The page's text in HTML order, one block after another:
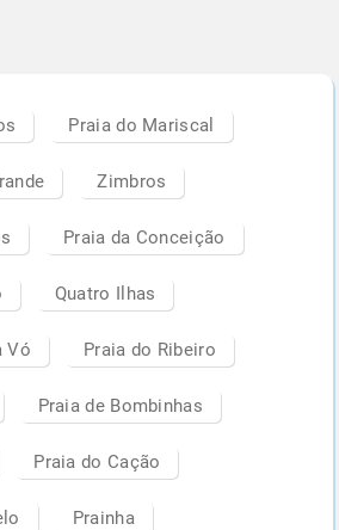
Praia do Mariscal
Zimbros
Praia da Conceição
Quatro Ilhas
Vó Praia do Ribeiro
Praia de Bombinhas
Praia do Cação
Prainha